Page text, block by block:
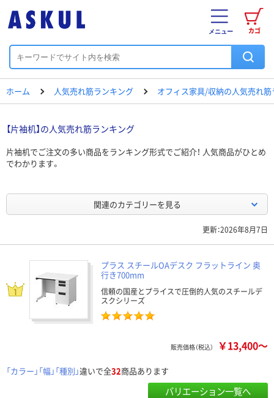
カゴ
メニュー
ホーム 人気売れ筋ランキング オフィス家具/収納の人気売れ
【片袖机】の人気売れ筋ランキング
片袖机でご注文の多い商品をランキング形式でご紹介！ 人気商品がひとめ
でわかります。
関連のカテゴリーを見る
更新：2026年8月7日
プラス スチールOAデスク フラットライン 奥
行き700mm
信頼の国産とプライスで圧倒的人気のスチールデ
スクシリーズ
販売価格（税込） ￥13,400～
「カラー」「幅」「種別」違いで全32商品あります
バリエーション一覧へ